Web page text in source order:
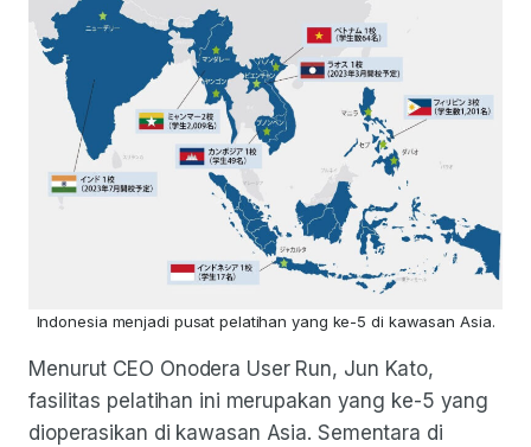
Indonesia menjadi pusat pelatihan yang ke-5 di kawasan Asia.
Menurut CEO Onodera User Run, Jun Kato,
fasilitas pelatihan ini merupakan yang ke-5 yang
dioperasikan di kawasan Asia. Sementara di